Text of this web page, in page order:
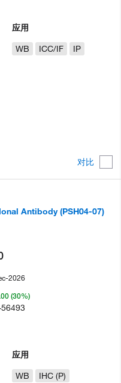
对比
应用
WB
ICC/IF IP
Antibody (PSH04-07)
应用
WB
IHC (P)
2026
(30%)